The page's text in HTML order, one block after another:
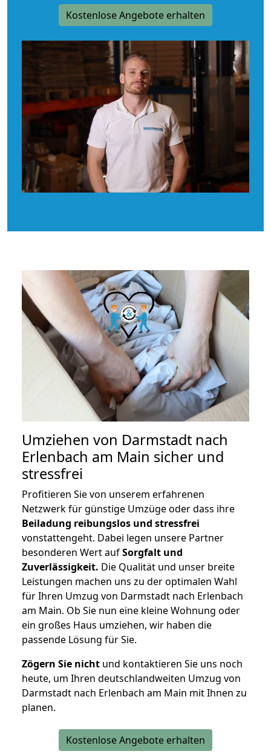
Kostenlose Angebote erhalten
Umziehen von Darmstadt nach
Erlenbach am Main sicher und
stressfrei
Profitieren Sie von unserem erfahrenen
Netzwerk für günstige Umzüge oder dass ihre
Beiladung reibungslos und stressfrei
vonstattengeht. Dabei legen unsere Partner
besonderen Wert aufSorgfalt und
Zuverlässigkeit. Die Qualität und unser breite
Leistungen machen uns zu der optimalen Wahl
für Ihren Umzug von Darmstadt nach Erlenbach
am Main. Ob Sie nun eine kleine Wohnung oder
ein großes Haus umziehen, wir haben die
passende Lösung für Sie.
Zögern Sie nicht und kontaktieren Sie uns noch
heute, um Ihren deutschlandweiten Umzug von
Darmstadt nach Erlenbach am Main mit Ihnen zu
planen.
Kostenlose Angebote erhalten